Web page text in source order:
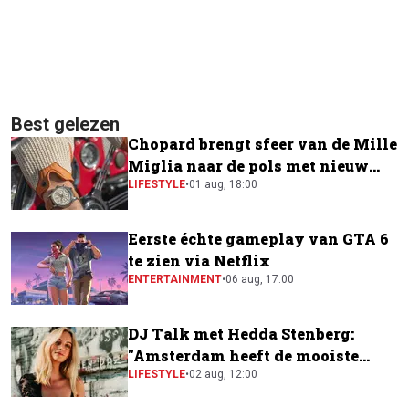
Best gelezen
Chopard brengt sfeer van de Mille
Miglia naar de pols met nieuw
horloge
LIFESTYLE•01 aug, 18:00
Eerste échte gameplay van GTA 6
te zien via Netflix
ENTERTAINMENT•06 aug, 17:00
DJ Talk met Hedda Stenberg:
"Amsterdam heeft de mooiste
festivalscene van Europa"
LIFESTYLE•02 aug, 12:00